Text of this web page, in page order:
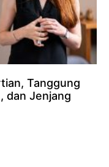
Tanggung
dan Jenjang